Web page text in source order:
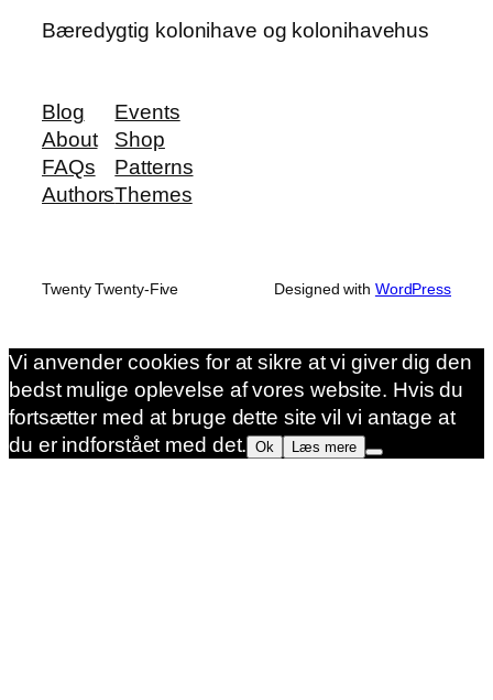
Bæredygtig kolonihave og kolonihavehus
Blog
About
FAQs
Authors
Events
Shop
Patterns
Themes
Twenty Twenty-Five Designed with WordPress
Vi anvender cookies for at sikre at vi giver dig den
bedst mulige oplevelse af vores website. Hvis du
fortsætter med at bruge dette site vil vi antage at
du er indforstået med det. Ok Læs mere